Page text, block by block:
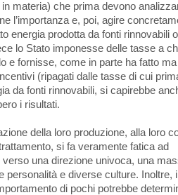
materia) che prima devono
l’importanza e, poi, agire
energia prodotta da fonti rinnovabili
lo Stato imponesse delle tasse a
e fornisse, come in parte ha fatto
(ripagati dalle tasse di cui
da fonti rinnovabili, si capirebbe
i risultati.
della loro produzione, alla loro
si fa veramente fatica ad
una direzione univoca, una
personalità e diverse culture. Inoltre,
di pochi potrebbe